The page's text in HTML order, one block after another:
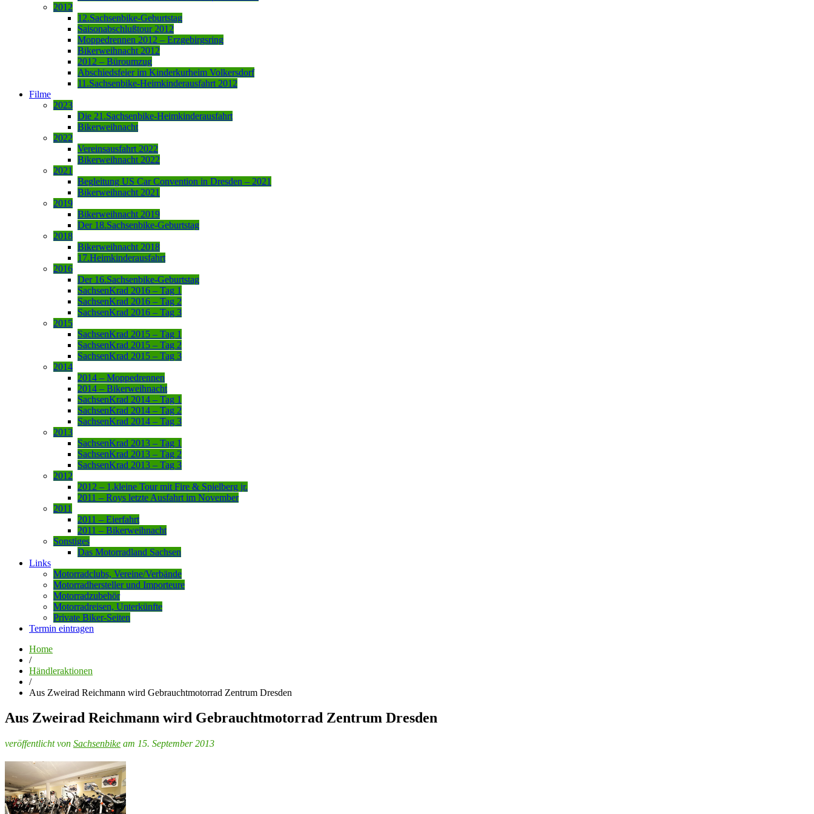
2012
12.Sachsenbike-Geburtstag
Saisonabschlußtour 2012
Moppedrennen 2012 – Erzgebirgsring
Bikerweihnacht 2012
2012 – Büroumzug
Abschiedsfeier im Kinderkurheim Volkersdorf
11.Sachsenbike-Heimkinderausfahrt 2012
Filme
2023
Die 21.Sachsenbike-Heimkinderausfahrt
Bikerweihnacht
2022
Vereinsausfahrt 2022
Bikerweihnacht 2022
2021
Begleitung US Car Convention in Dresden – 2021
Bikerweihnacht 2021
2019
Bikerweihnacht 2019
Der 18.Sachsenbike-Geburtstag
2018
Bikerweihnacht 2018
17.Heimkinderausfahrt
2016
Der 16.Sachsenbike-Geburtstag
SachsenKrad 2016 – Tag 1
SachsenKrad 2016 – Tag 2
SachsenKrad 2016 – Tag 3
2015
SachsenKrad 2015 – Tag 1
SachsenKrad 2015 – Tag 2
SachsenKrad 2015 – Tag 3
2014
2014 – Moppedrennen
2014 – Bikerweihnacht
SachsenKrad 2014 – Tag 1
SachsenKrad 2014 – Tag 2
SachsenKrad 2014 – Tag 3
2013
SachsenKrad 2013 – Tag 1
SachsenKrad 2013 – Tag 2
SachsenKrad 2013 – Tag 3
2012
2012 – 1.kleine Tour mit Fire & Spielberg jr.
2011 – Roys letzte Ausfahrt im November
2011
2011 – Eierfahrt
2011 – Bikerweihnacht
Sonstiges
Das Motorradland Sachsen
Links
Motorradclubs, Vereine/Verbände
Motorradhersteller und Importeure
Motorradzubehör
Motorradreisen, Unterkünfte
Private Biker-Seiten
Termin eintragen
Home
/
Händleraktionen
/
Aus Zweirad Reichmann wird Gebrauchtmotorrad Zentrum Dresden
Aus Zweirad Reichmann wird Gebrauchtmotorrad Zentrum Dresden
veröffentlicht von Sachsenbike am 15. September 2013